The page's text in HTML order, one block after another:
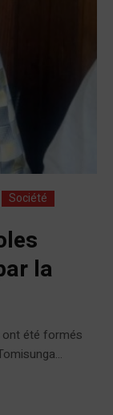
Société
la
ont été formés